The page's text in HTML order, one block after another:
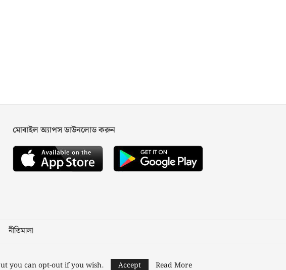
মোবাইল অ্যাপস ডাউনলোড করুন
নীতিমালা
Designed and Developed byNusratech Pte Ltd.
you can opt-out if you wish. Accept Read More